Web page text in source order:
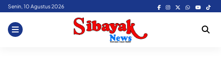
Skip
content
Senin, 10 Agustus 2026